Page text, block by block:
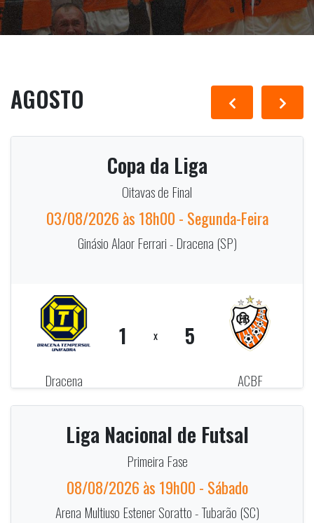
AGOSTO
Copa da Liga
Oitavas de Final
03/08/2026 às 18h00 - Segunda-Feira
Ginásio Alaor Ferrari - Dracena (SP)
Dracena
1 x 5
ACBF
Liga Nacional de Futsal
Primeira Fase
08/08/2026 às 19h00 - Sábado
Arena Multiuso Estener Soratto - Tubarão (SC)